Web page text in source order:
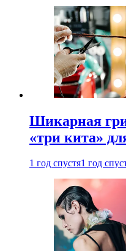
Шикарная
«три кита»
1 год спустя1 год